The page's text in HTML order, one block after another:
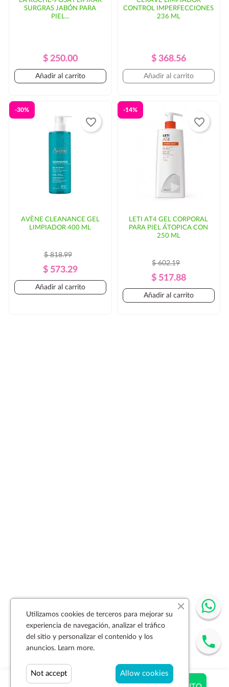
$ 594.00
SURGRAS JABÓN PARA
PIEL...
Precio
Regular
Precio
$ 250.00
Añadir al carrito
CONTROL IMPERFECCIONES
236 ML
Precio
Regular
Precio
$ 368.56
Añadir al carrito
AVÈNE CLEANANCE GEL
LIMPIADOR 400 ML
Precio
Regular
$ 818.99
Precio
$ 573.29
-30%
Añadir al carrito
favorite_border
LETI AT4 GEL CORPORAL
PARA PIEL ÁTOPICA CON
250 ML
Precio
Regular
$ 602.19
Precio
$ 517.88
-14%
Añadir al carrito
favorite_border
Utilizamos cookies de terceros para mejorar su
experiencia de navegación, analizar el tráfico
del sitio y personalizar el contenido y los
anuncios. Learn more.
Allow cookies
Not accept